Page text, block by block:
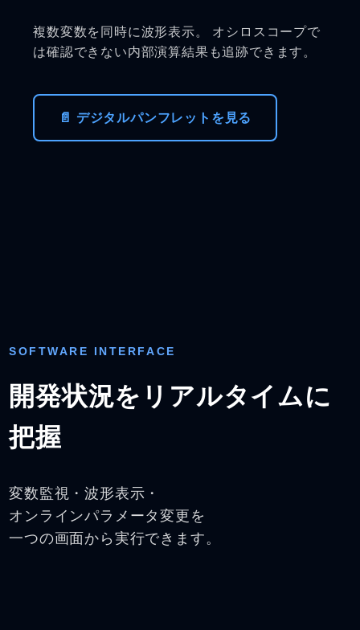
複数変数を同時に波形表示。 オシロスコープで
は確認できない内部演算結果も追跡できます。
📄 デジタルパンフレットを見る
SOFTWARE INTERFACE
開発状況をリアルタイムに
把握
変数監視・波形表示・
オンラインパラメータ変更を
一つの画面から実行できます。